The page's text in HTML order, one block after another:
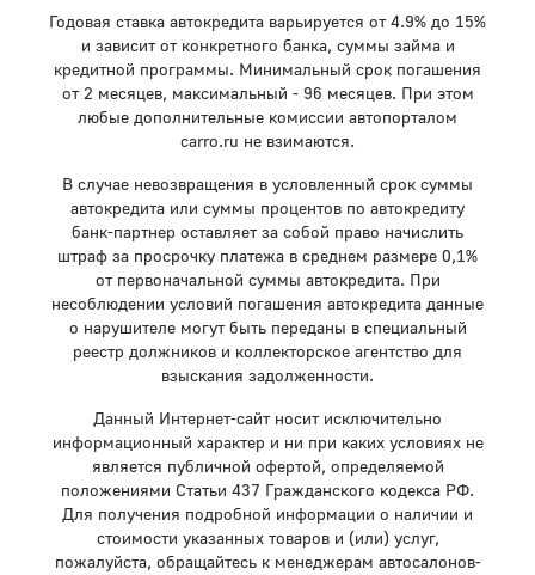
Годовая ставка автокредита варьируется от 4.9% до 15%
и зависит от конкретного банка, суммы займа и
кредитной программы. Минимальный срок погашения
от 2 месяцев, максимальный - 96 месяцев. При этом
любые дополнительные комиссии автопорталом
carro.ru не взимаются.
В случае невозвращения в условленный срок суммы
автокредита или суммы процентов по автокредиту
банк-партнер оставляет за собой право начислить
штраф за просрочку платежа в среднем размере 0,1%
от первоначальной суммы автокредита. При
несоблюдении условий погашения автокредита данные
о нарушителе могут быть переданы в специальный
реестр должников и коллекторское агентство для
взыскания задолженности.
Данный Интернет-сайт носит исключительно
информационный характер и ни при каких условиях не
является публичной офертой, определяемой
положениями Статьи 437 Гражданского кодекса РФ.
Для получения подробной информации о наличии и
стоимости указанных товаров и (или) услуг,
пожалуйста, обращайтесь к менеджерам автосалонов-